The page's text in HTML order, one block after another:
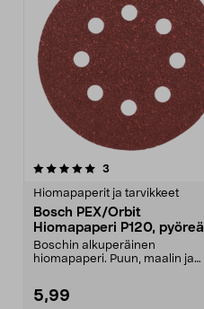
3
Hiomapaperit ja tarvikkeet
Bosch PEX/Orbit
Hiomapaperi P120, pyöreä
125 mm, 5 kpl
Boschin alkuperäinen
hiomapaperi. Puun, maalin ja
5,99
5.0viidestä